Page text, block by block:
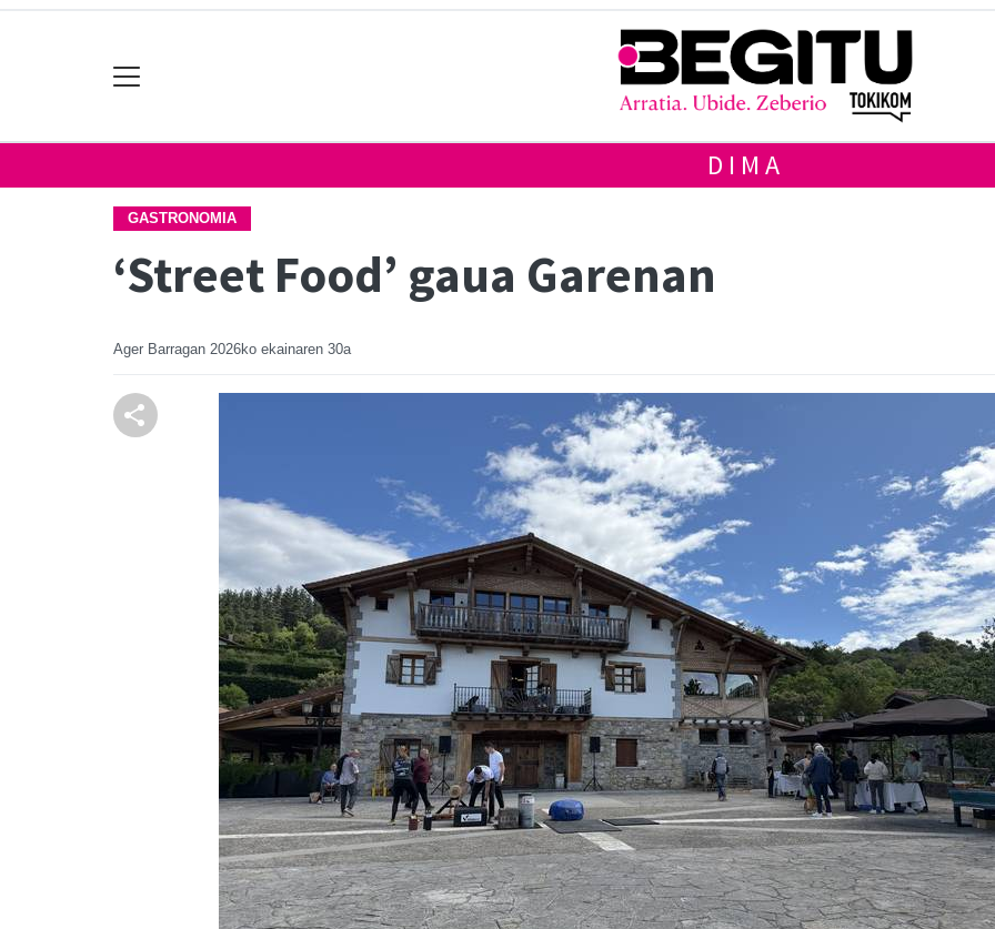
DIMA
GASTRONOMIA
‘Street Food’ gaua Garenan
Ager Barragan 2026ko ekainaren 30a